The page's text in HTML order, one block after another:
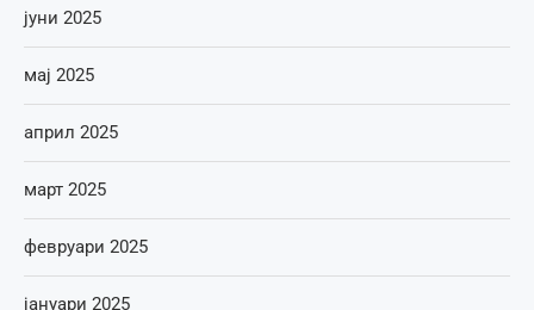
јуни 2025
мај 2025
април 2025
март 2025
февруари 2025
јануари 2025